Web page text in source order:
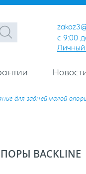
с 9:00
Личный
для задней малой
BACKLINE